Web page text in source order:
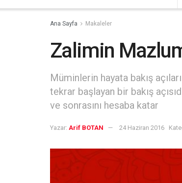
Ana Sayfa Makaleler
Zalimin
Müminlerin hayata bakış
tekrar başlayan bir bakış
ve sonrasını hesaba katar
Yazar: Arif BOTAN 24 Haziran 2016